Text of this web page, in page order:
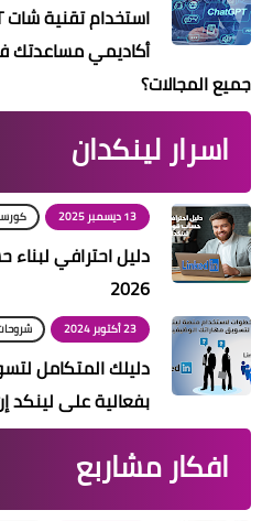
أكاديمي مساعدتك
جميع المجالات؟
اسرار لينكدان
13 ديسمبر 2025
دليل احترافي
2026
23 أكتوبر 2024
دليلك المتكامل
بفعالية على لينكد إن في
افكار مشاربع